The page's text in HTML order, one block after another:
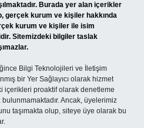
Burada yer alan içerikler
gerçek kurum ve kişiler hakkında
kurum ve kişiler ile isim
Sitemizdeki bilgiler taslak
Bilgi Teknolojileri ve İletişim
bir Yer Sağlayıcı olarak hizmet
içerikleri proaktif olarak denetleme
Ancak, üyelerimiz
taşımakta olup, siteye üye olarak bu